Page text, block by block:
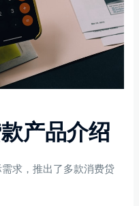
产品介绍
求，推出了多款消费贷